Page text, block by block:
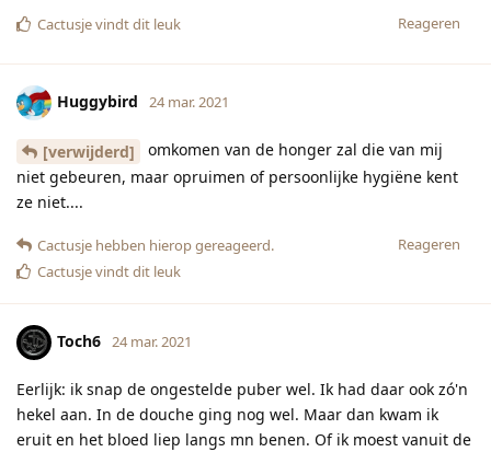
Reageren
Cactusjevindt dit leuk
Huggybird 24 mar. 2021
[verwijderd]
omkomen van de honger zal die van mij
niet gebeuren, maar opruimen of persoonlijke hygiëne kent
ze niet....
Reageren
Cactusje hebben hierop gereageerd.
Cactusjevindt dit leuk
Toch6 24 mar. 2021
Eerlijk: ik snap de ongestelde puber wel. Ik had daar ook zó'n
hekel aan. In de douche ging nog wel. Maar dan kwam ik
eruit en het bloed liep langs mn benen. Of ik moest vanuit de